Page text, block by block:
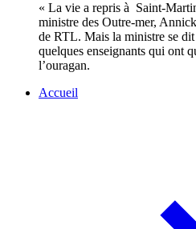
« La vie a repris à Saint-
ministre des Outre-mer,
de RTL. Mais la ministre se
quelques enseignants qui ont
l’ouragan.
Accueil